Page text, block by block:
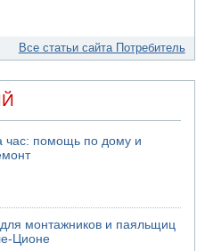
Все статьи сайта Потребитель
час: помощь по дому и
монтажников и паяльщиц
Ционе